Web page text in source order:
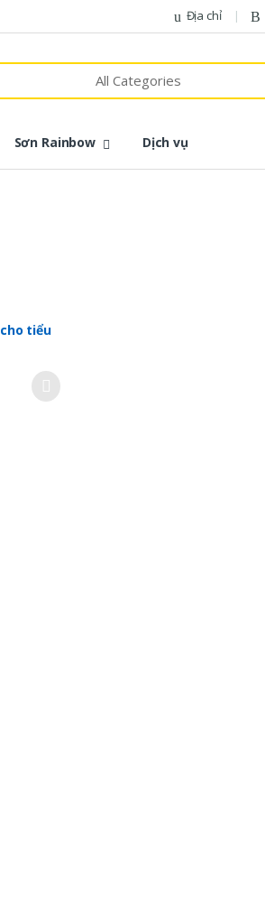
Địa chỉ
Sơn Rainbow Dịch vụ
tiểu